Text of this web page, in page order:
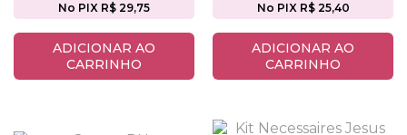
No PIX R$ 29,75
ADICIONAR AO
CARRINHO
No PIX R$ 25,40
ADICIONAR AO
CARRINHO